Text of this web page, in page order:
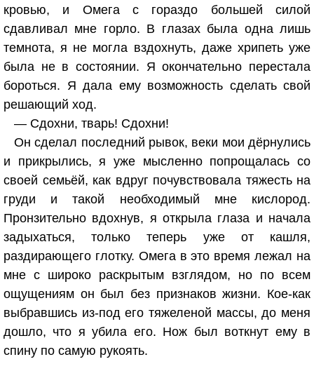
кровью, и Омега с гораздо большей силой
сдавливал мне горло. В глазах была одна лишь
темнота, я не могла вздохнуть, даже хрипеть уже
была не в состоянии. Я окончательно перестала
бороться. Я дала ему возможность сделать свой
решающий ход.
— Сдохни, тварь! Сдохни!
Он сделал последний рывок, веки мои дёрнулись
и прикрылись, я уже мысленно попрощалась со
своей семьёй, как вдруг почувствовала тяжесть на
груди и такой необходимый мне кислород.
Пронзительно вдохнув, я открыла глаза и начала
задыхаться, только теперь уже от кашля,
раздирающего глотку. Омега в это время лежал на
мне с широко раскрытым взглядом, но по всем
ощущениям он был без признаков жизни. Кое-как
выбравшись из-под его тяжеленой массы, до меня
дошло, что я убила его. Нож был воткнут ему в
спину по самую рукоять.